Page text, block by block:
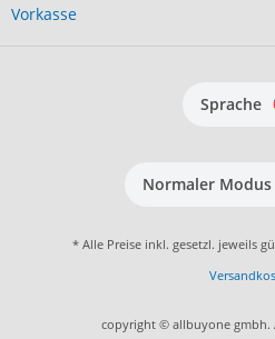
Vorkasse
Sprache
Normaler Modus
* Alle Preise inkl. gesetzl. jeweils
copyright © allbuyone gmbh.